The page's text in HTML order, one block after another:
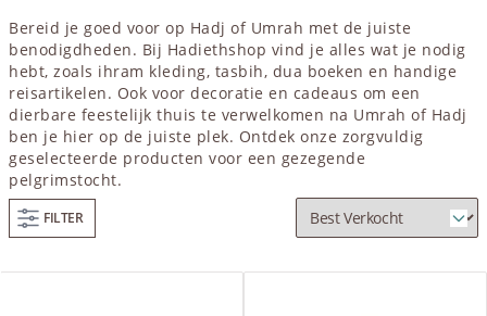
Bereid je goed voor op Hadj of Umrah met de juiste
benodigdheden. Bij Hadiethshop vind je alles wat je nodig
hebt, zoals ihram kleding, tasbih, dua boeken en handige
reisartikelen. Ook voordecoratie en cadeaus om een
dierbare feestelijk thuis te verwelkomen na Umrah of Hadj
ben je hier op de juiste plek. Ontdek onze zorgvuldig
geselecteerde producten voor een gezegende
pelgrimstocht.
FILTER